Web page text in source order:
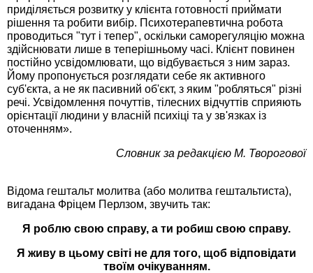
приділяється розвитку у клієнта готовності приймати
рішення та робити вибір. Психотерапевтична робота
проводиться "тут і тепер", оскільки саморегуляцію можна
здійснювати лише в теперішньому часі. Клієнт повинен
постійно усвідомлювати, що відбувається з ним зараз.
Йому пропонується розглядати себе як активного
суб'єкта, а не як пасивний об'єкт, з яким "робляться" різні
речі. Усвідомлення почуттів, тілесних відчуттів сприяють
орієнтації людини у власній психіці та у зв'язках із
оточенням».
Словник за редакцією М. Творогової
Відома гештальт молитва (або молитва гештальтиста),
вигадана Фріцем Перлзом, звучить так:
Я роблю свою справу, а ти робиш свою справу.
Я живу в цьому світі не для того, щоб відповідати
твоїм очікуванням.